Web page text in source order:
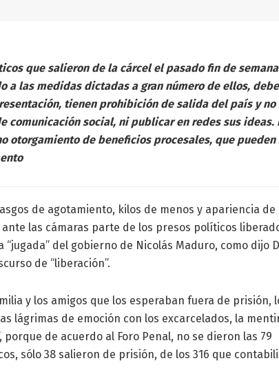
que salieron de la cárcel el pasado fin de
a las medidas dictadas a gran número de ellos,
tienen prohibición de salida del país y no
comunicación social, ni publicar en redes sus ideas.
otorgamiento de beneficios procesales, que pueden
de agotamiento, kilos de menos y apariencia de
las cámaras parte de los presos políticos
“jugada” del gobierno de Nicolás Maduro, como dijo
de “liberación”.
y los amigos que los esperaban fuera de prisión,
lágrimas de emoción con los excarcelados, la
porque de acuerdo al Foro Penal, no se dieron las 79
sólo 38 salieron de prisión, de los 316 que